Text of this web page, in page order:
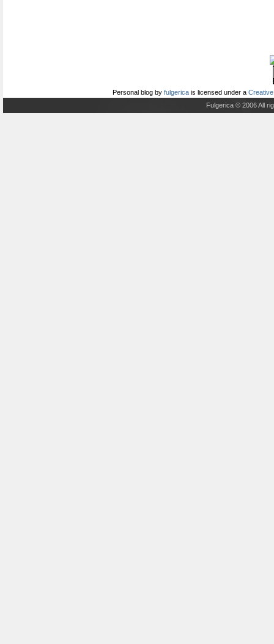
Personal blog by fulgerica is licensed under a
Fulgerica © 2006 All